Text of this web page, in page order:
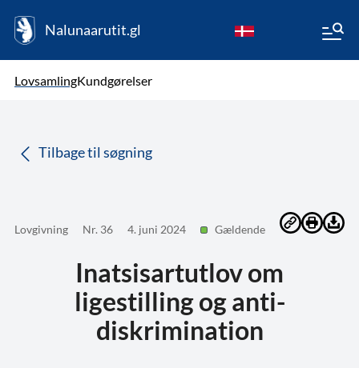
Nalunaarutit.gl
LovsamlingKundgørelser
Tilbage til søgning
Lovgivning Nr. 36 4. juni 2024 Gældende
Inatsisartutlov om
ligestilling og anti-
diskrimination